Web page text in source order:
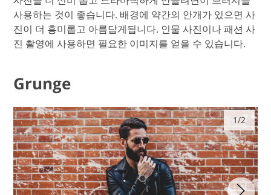
사용하는 것이 좋습니다. 배경에 약간의 안개가 있으면 사
진이 더 흥미롭고 아름답게됩니다. 인물 사진이나 패션 사
진 촬영에 사용하면 필요한 이미지를 얻을 수 있습니다.
Grunge
1/2